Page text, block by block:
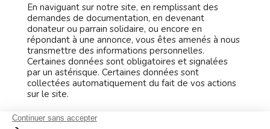
En naviguant sur notre site, en remplissant des
demandes de documentation, en devenant
donateur ou parrain solidaire, ou encore en
répondant à une annonce, vous êtes amenés à nous
transmettre des informations personnelles.
Certaines données sont obligatoires et signalées
par un astérisque. Certaines données sont
collectées automatiquement du fait de vos actions
sur le site.
Attentif à la protection de votre vie privée, HI